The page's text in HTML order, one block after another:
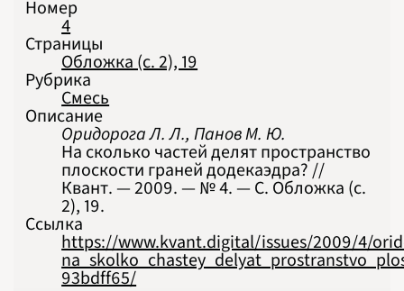
Номер
4
Страницы
Обложка (с. 2), 19
Рубрика
Смесь
Описание
Оридорога Л. Л., Панов М. Ю.
На сколько частей делят пространство
плоскости граней додекаэдра? //
Квант. — 2009. — № 4. — С. Обложка (с.
2), 19.
Ссылка
https://www.kvant.digital/issues/2009/4/
93bdff65/